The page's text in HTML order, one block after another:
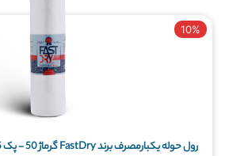
رول حوله یکبارمصرف برند FastDry گرماژ 50 - پک 15 عددی
10%